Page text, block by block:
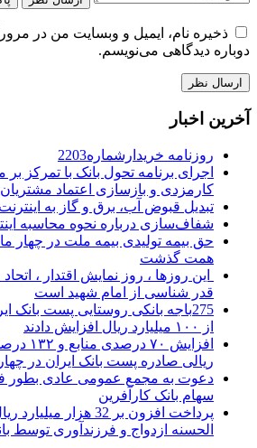
ذخیره نام، ایمیل و وبسایت من در
دوباره دیدگاهی می‌نویسم.
آخرین اخبار
روزنامه خریدارشماره2203
اجرای برنامه تحول بانک با تمرکز بر
کارمزدی و بازسازی اعتماد مشتریان
تبدیل قبوض آب، برق و گاز به
شفاف‌سازی درباره نحوه محاسبه
همت گذشت
این روزها ، روز نمایش اقتدار ،
قدر شناسی از امام شهید است
275باجه بانکی روستایی پست بانک
از ۱۰۰ میلیارد ریال افزایش دادند
افزایش
ریالی صادره پست بانک ایران در
دعوت به مجمع عمومی عادی بطور
سهام بانک کارآفرین
پرداخت افزون بر 32
الحسنه ازدواج و فرزندآوری توسط